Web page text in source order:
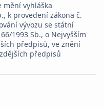
mění vyhláška
k provedení zákona č.
vývozu se státní
1993 Sb., o Nejvyšším
předpisů, ve znění
předpisů